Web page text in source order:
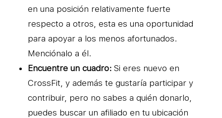
en una posición relativamente fuerte
respecto a otros, esta es una oportunidad
para apoyar a los menos afortunados.
Menciónalo a él.
Encuentre un cuadro: Si eres nuevo en
CrossFit, y además te gustaría participar y
contribuir, pero no sabes a quién donarlo,
puedes buscar un afiliado en tu ubicación